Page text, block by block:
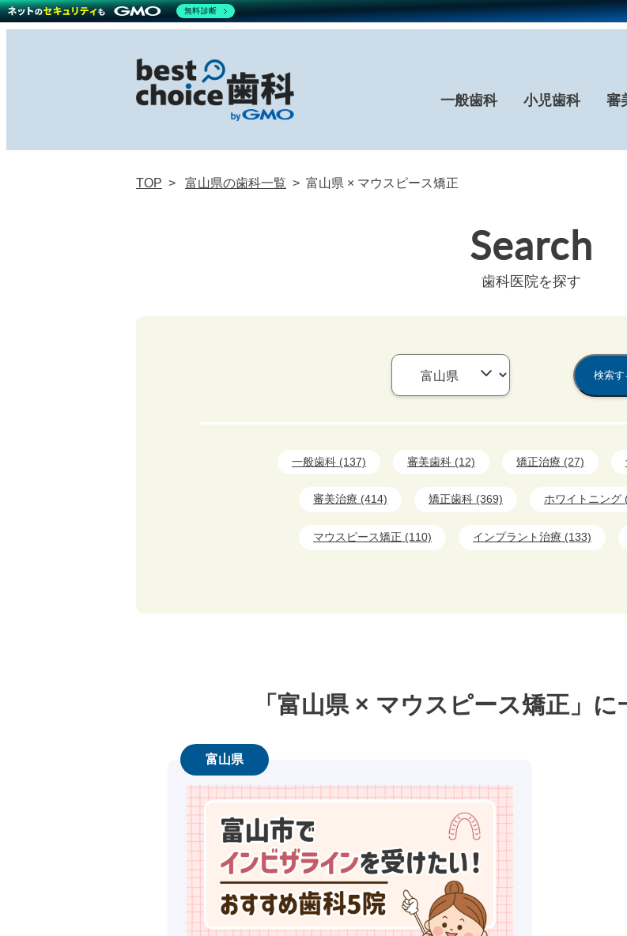
一般歯科 小児歯科 審
TOP 富山県の歯科一覧 富山県 × マウスピース矯正
Search
歯科医院を探す
検索す
一般歯科 (137) 審美歯科 (12) 矯正治療 (27)
審美治療 (414) 矯正歯科 (369) ホワイトニング
マウスピース矯正 (110) インプラント治療 (133)
「富山県 × マウスピース矯正」
富山県
無料診断